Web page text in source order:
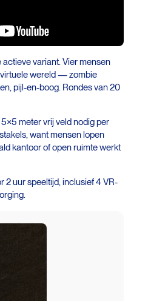
variant. Vier mensen
wereld — zombie
pijl-en-boog. Rondes van 20
meter vrij veld nodig per
want mensen lopen
kantoor of open ruimte werkt
2 uur speeltijd, inclusief 4 VR-